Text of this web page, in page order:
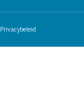
Privacybeleid